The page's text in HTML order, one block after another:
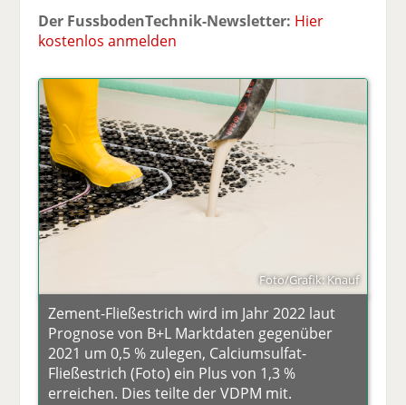
Der FussbodenTechnik-Newsletter: Hier
kostenlos anmelden
Foto/Grafik: Knauf
Zement-Fließestrich wird im Jahr 2022 laut
Prognose von B+L Marktdaten gegenüber
2021 um 0,5 % zulegen, Calciumsulfat-
Fließestrich (Foto) ein Plus von 1,3 %
erreichen. Dies teilte der VDPM mit.